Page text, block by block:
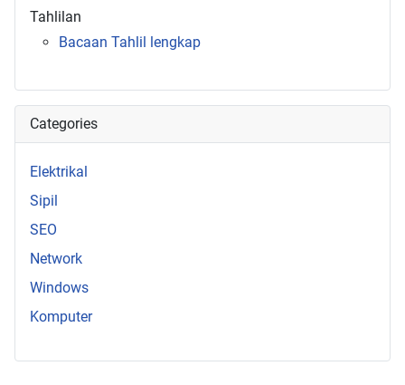
Tahlilan
Bacaan Tahlil lengkap
Categories
Elektrikal
Sipil
SEO
Network
Windows
Komputer